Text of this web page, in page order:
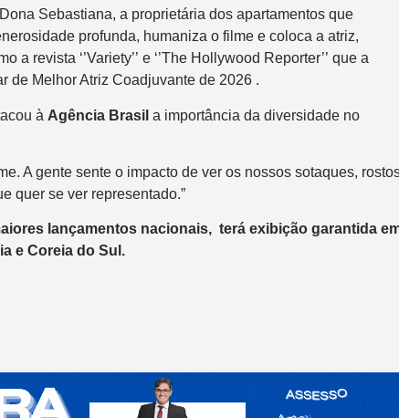
Sebastiana, a proprietária dos apartamentos que
profunda, humaniza o filme e coloca a atriz,
revista ‘’Variety’’ e ‘’The Hollywood Reporter’’ que a
de Melhor Atriz Coadjuvante de 2026 .
à Agência Brasil a importância da diversidade no
A gente sente o impacto de ver os nossos sotaques,
quer se ver representado.”
lançamentos nacionais, terá exibição garantida
e Coreia do Sul.